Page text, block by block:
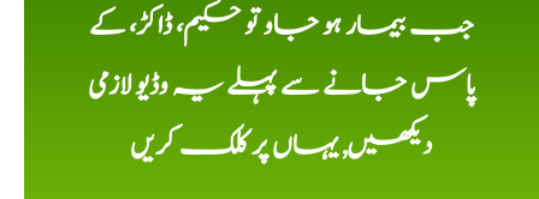
جب بیمار ہو جاو تو حکیم، ڈاکڑ، کے
پاس جانے سے پہلے یہ وڈیو لازمی
دیکھیں, یہاں پر کلک کریں